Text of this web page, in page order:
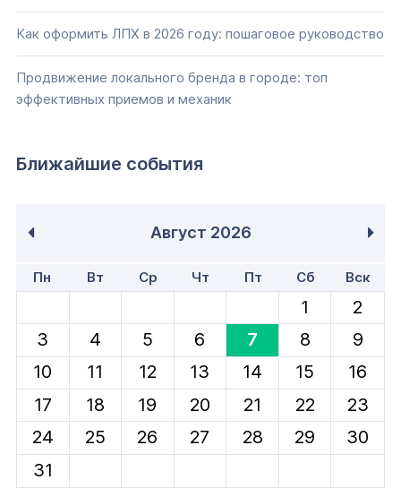
Как оформить ЛПХ в 2026 году: пошаговое руководство
Продвижение локального бренда в городе: топ
эффективных приемов и механик
Ближайшие события
Август 2026
Пн Вт Ср Чт Пт Сб Вск
1
2
3
4 5 6 7 8
9
10
11 12 13 14 15
16
17
18 19 20 21 22
23
24
25 26 27 28 29
30
31